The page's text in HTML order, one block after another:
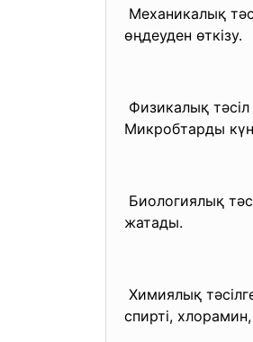
Механикалық
өңдеуден өткізу.
Физикалық
Микробтарды күн
Биологиялық
жатады.
Химиялық
спирті,